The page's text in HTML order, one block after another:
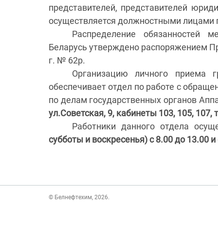
представителей, представителей
осуществляется должностными лицами
Распределение обязанностей
Беларусь утверждено распоряжением
г. № 62р.
Организацию личного приема
обеспечивает отдел по работе с
по делам государственных органов
ул.Советская, 9, кабинеты 103, 105, 107,
Работники данного отдела
субботы и воскресенья) с 8.00 до 13.00
© Белнефтехим, 2026.